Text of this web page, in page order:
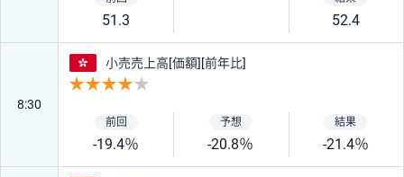
51.3 52.4
8:30
香港
小売売上高[価額][前年比]
-19.4％ -20.8％ -21.4％